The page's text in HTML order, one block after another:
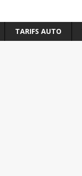
TARIFS AUTO